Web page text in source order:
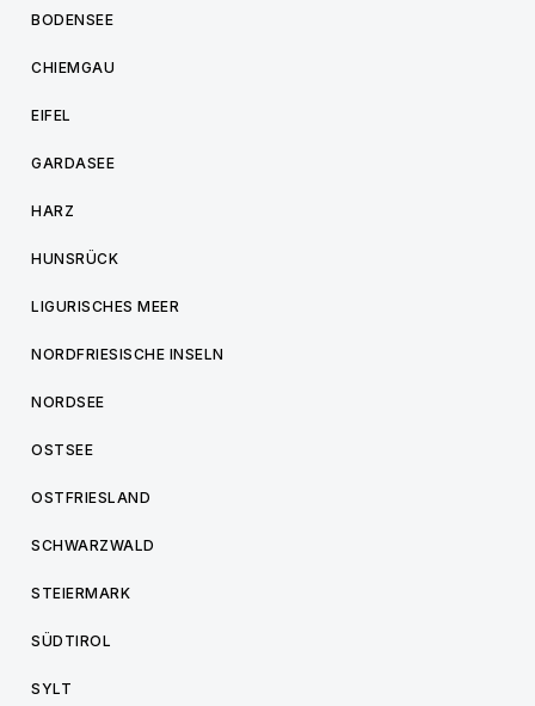
BODENSEE
CHIEMGAU
EIFEL
GARDASEE
HARZ
HUNSRÜCK
LIGURISCHES MEER
NORDFRIESISCHE INSELN
NORDSEE
OSTSEE
OSTFRIESLAND
SCHWARZWALD
STEIERMARK
SÜDTIROL
SYLT